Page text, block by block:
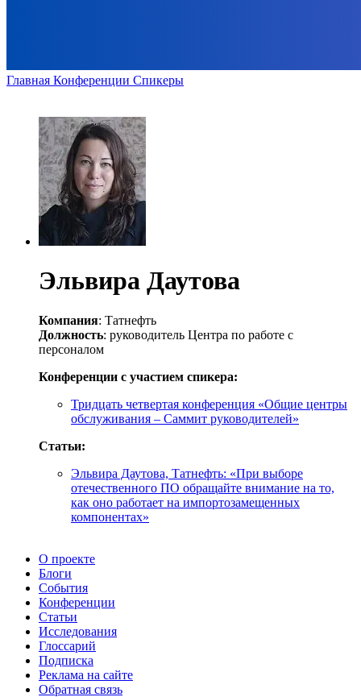
Главная Конференции Спикеры
Эльвира Даутова
Компания: Татнефть
Должность: руководитель Центра по работе с
персоналом
Конференции с участием спикера:
Тридцать четвертая конференция «Общие центры
обслуживания – Саммит руководителей»
Статьи:
Эльвира Даутова, Татнефть: «При выборе
отечественного ПО обращайте внимание на то,
как оно работает на импортозамещенных
компонентах»
О проекте
Блоги
События
Конференции
Статьи
Исследования
Глоссарий
Подписка
Реклама на сайте
Обратная связь